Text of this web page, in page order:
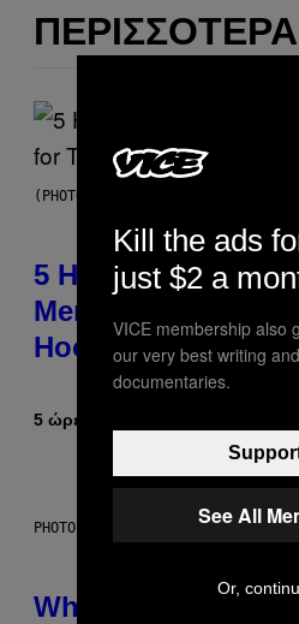
(PHOTO BY STEVE GRANITZ/
5 Hip-Hop Songs
Memorable for
Hooks
5 ώρες πριν
PHOTO: NASA; DR PIXEL / GETTY
Why NASA Wants
Kill the ads
just $2 a
VICE membership also
our very best writing
documentaries.
See All
Or,